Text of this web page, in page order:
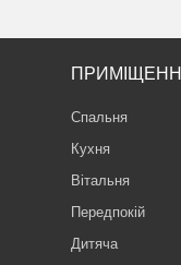
Спальня
Кухня
Вітальня
Передпокій
Дитяча